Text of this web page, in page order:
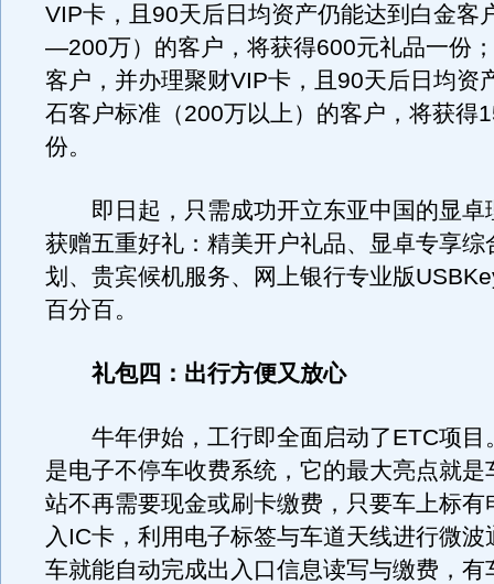
VIP卡，且90天后日均资产仍能达到白金客
—200万）的客户，将获得600元礼品一份
客户，并办理聚财VIP卡，且90天后日均资
石客户标准（200万以上）的客户，将获得
份。
即日起，只需成功开立东亚中国的显卓
获赠五重好礼：精美开户礼品、显卓专享综
划、贵宾候机服务、网上银行专业版
百分百。
礼包四：出行方便又放心
牛年伊始，工行即全面启动了ETC项目
是电子不停车收费系统，它的最大亮点就是
站不再需要现金或刷卡缴费，只要车上标有
入IC卡，利用电子标签与车道天线进行微波
车就能自动完成出入口信息读写与缴费，有